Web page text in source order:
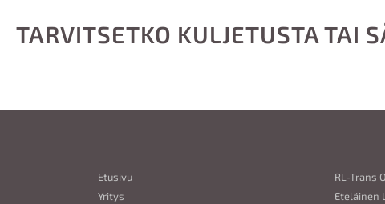
TARVITSETKO KULJETUSTA TAI
Etusivu
Yritys
RL-Trans
Eteläinen